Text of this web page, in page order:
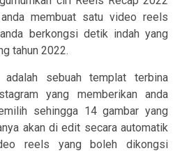
membuat satu video reels
berkongsi detik indah yang
tahun 2022.
sebuah templat terbina
yang memberikan anda
sehingga 14 gambar yang
akan di edit secara automatik
reels yang boleh dikongsi